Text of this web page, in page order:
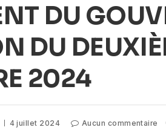
DU
DU
2024
4 juillet 2024 Aucun commentaire